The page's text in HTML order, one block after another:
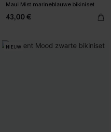
Maui Mist marineblauwe bikiniset
43,00 €
NIEUW